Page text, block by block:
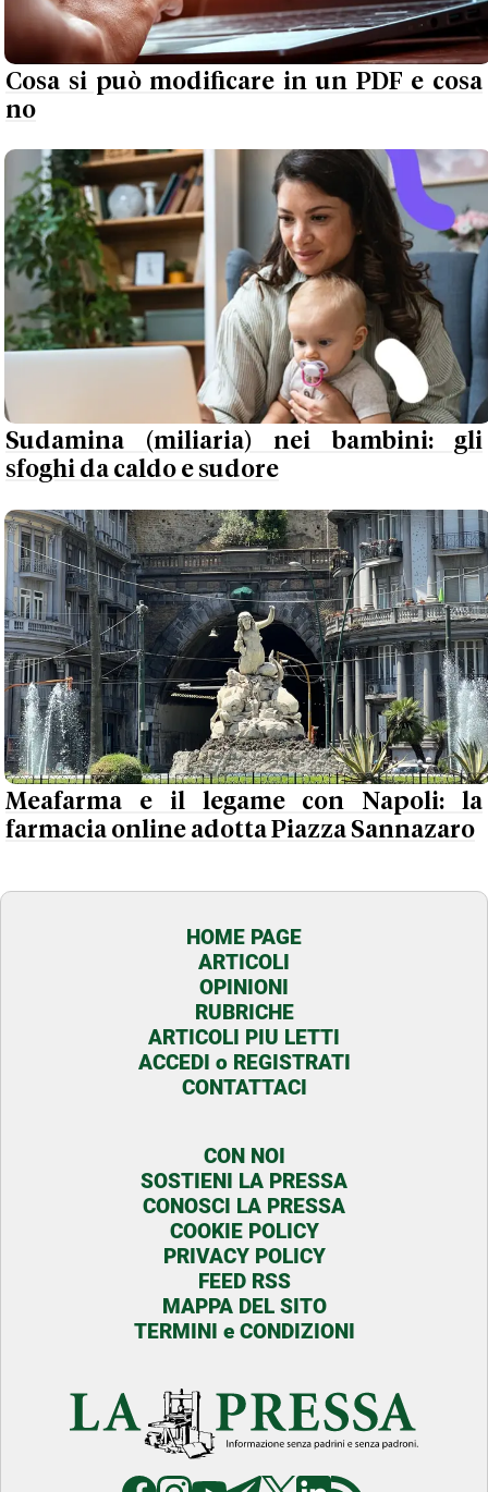
Cosa si può modificare in un PDF e cosa
no
Sudamina (miliaria) nei bambini: gli
sfoghi da caldo e sudore
Meafarma e il legame con Napoli: la
farmacia online adotta Piazza Sannazaro
HOME PAGE
ARTICOLI
OPINIONI
RUBRICHE
ARTICOLI PIU LETTI
ACCEDI o REGISTRATI
CONTATTACI
CON NOI
SOSTIENI LA PRESSA
CONOSCI LA PRESSA
COOKIE POLICY
PRIVACY POLICY
FEED RSS
MAPPA DEL SITO
TERMINI e CONDIZIONI